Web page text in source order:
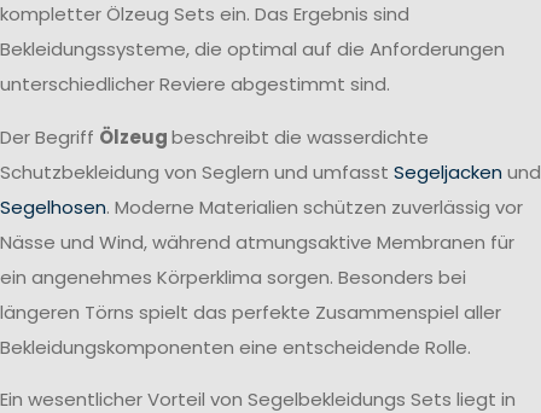
kompletter Ölzeug Sets ein. Das Ergebnis sind
Bekleidungssysteme, die optimal auf die Anforderungen
unterschiedlicher Reviere abgestimmt sind.
Der Begriff Ölzeugbeschreibt die wasserdichte
Schutzbekleidung von Seglern und umfasst Segeljacken und
Segelhosen. Moderne Materialien schützen zuverlässig vor
Nässe und Wind, während atmungsaktive Membranen für
ein angenehmes Körperklima sorgen. Besonders bei
längeren Törns spielt das perfekte Zusammenspiel aller
Bekleidungskomponenten eine entscheidende Rolle.
Ein wesentlicher Vorteil von Segelbekleidungs Sets liegt in